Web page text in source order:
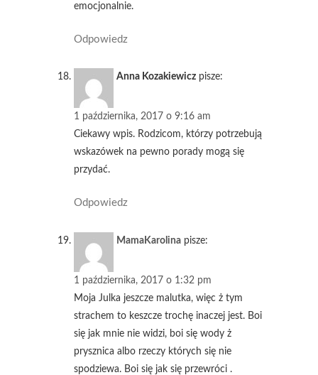
emocjonalnie.
Odpowiedz
Anna Kozakiewicz pisze:
1 października, 2017 o 9:16 am
Ciekawy wpis. Rodzicom, którzy potrzebują
wskazówek na pewno porady mogą się
przydać.
Odpowiedz
MamaKarolina pisze:
1 października, 2017 o 1:32 pm
Moja Julka jeszcze malutka, więc ż tym
strachem to keszcze trochę inaczej jest. Boi
się jak mnie nie widzi, boi się wody ż
prysznica albo rzeczy których się nie
spodziewa. Boi się jak się przewróci .